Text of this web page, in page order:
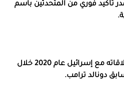
تأكيد فوري من المتحدثين باسم
وتحرك السودان نحو تطبيع علاقاته مع إسرائيل عام 2020 خلال
دونالد ترامب.